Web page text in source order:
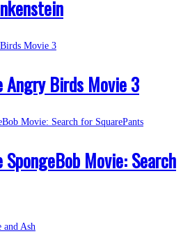
Angry Birds Movie 3
Movie: Search